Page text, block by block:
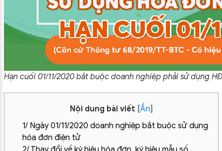
Hạn cuối 01/11/2020 bắt buộc doanh nghiệp phải sử dụng
Nội dung bài viết [Ẩn]
1/ Ngày 01/11/2020 doanh nghiệp bắt buộc sử dụng
hóa đơn điện tử